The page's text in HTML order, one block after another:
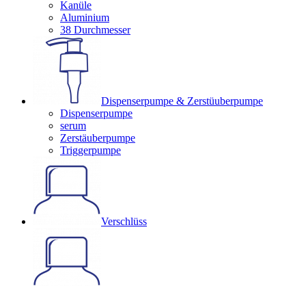
Kanüle
Aluminium
38 Durchmesser
Dispenserpumpe & Zerstüuberpumpe
Dispenserpumpe
serum
Zerstäuberpumpe
Triggerpumpe
Verschlüss